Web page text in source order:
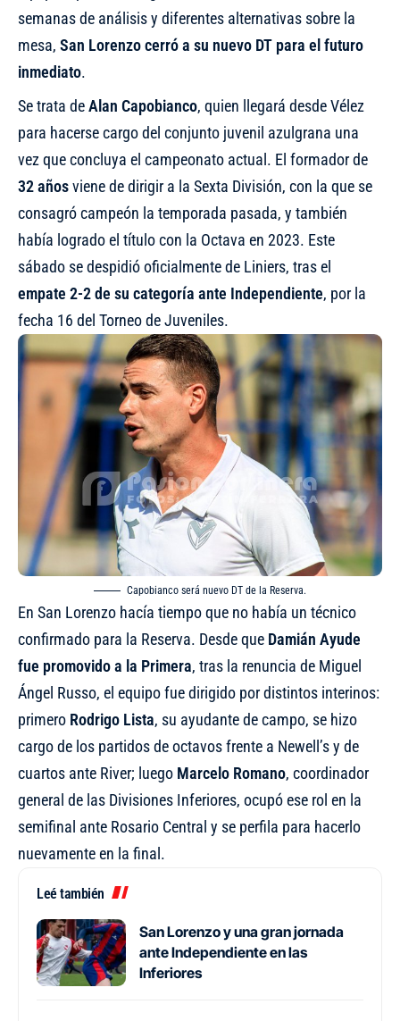
semanas de análisis y diferentes alternativas sobre la
mesa, San Lorenzo cerró a su nuevo DT para el futuro
inmediato.
Se trata deAlan Capobianco, quien llegará desde Vélez
para hacerse cargo del conjunto juvenil azulgrana una
vez que concluya el campeonato actual. El formador de
32 añosviene de dirigir a la Sexta División, con la que se
consagró campeón la temporada pasada, y también
había logrado el título con la Octava en 2023. Este
sábado se despidió oficialmente de Liniers, tras el
empate 2-2 de su categoría ante Independiente, por la
fecha 16 del Torneo de Juveniles.
Capobianco será nuevo DT de la Reserva.
En San Lorenzo hacía tiempo que no había un técnico
confirmado para la Reserva. Desde que Damián Ayude
fue promovido a la Primera, tras la renuncia de Miguel
Ángel Russo, el equipo fue dirigido por distintos interinos:
primero Rodrigo Lista, su ayudante de campo, se hizo
cargo de los partidos de octavos frente a Newell’s y de
cuartos ante River; luego Marcelo Romano, coordinador
general de las Divisiones Inferiores, ocupó ese rol en la
semifinal ante Rosario Central y se perfila para hacerlo
nuevamente en la final.
Leé también
San Lorenzo y una gran jornada
ante Independiente en las
Inferiores